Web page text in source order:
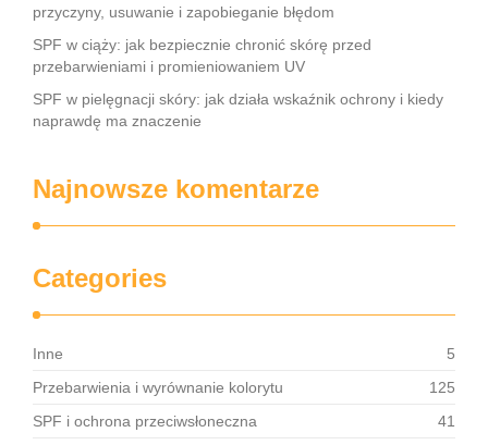
przyczyny, usuwanie i zapobieganie błędom
SPF w ciąży: jak bezpiecznie chronić skórę przed
przebarwieniami i promieniowaniem UV
SPF w pielęgnacji skóry: jak działa wskaźnik ochrony i kiedy
naprawdę ma znaczenie
Najnowsze komentarze
Categories
Inne
5
Przebarwienia i wyrównanie kolorytu
125
SPF i ochrona przeciwsłoneczna
41